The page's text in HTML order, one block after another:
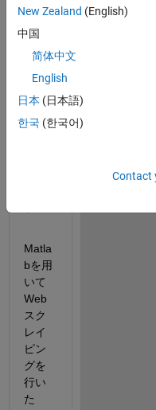
この
質問
をご
ただ
きあ
Matla
bを用
いて
Web
スク
レイ
ピン
グを
行い
た
New Zealand (English)
中国
简体中文
English
日本 (日本語)
한국 (한국어)
Contact